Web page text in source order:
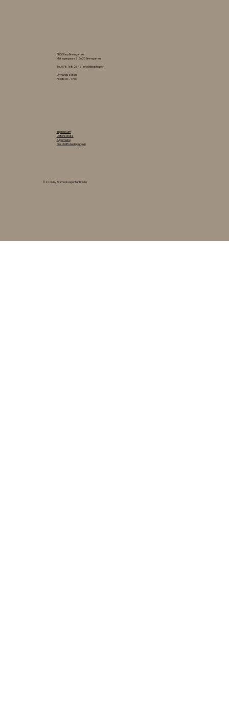
BBQ Shop Bremgarten
Metzgergasse 3 · 5620 Bremgarten
Tel. 078 768 25 47·info@bbqshop.ch
Öffnungszeiten
Fr: 08:00 – 17:00
Impressum
Datenschutz
Allgemeine
Geschäftsbedingungen
© 2026 by Bramedia Agentur Brader